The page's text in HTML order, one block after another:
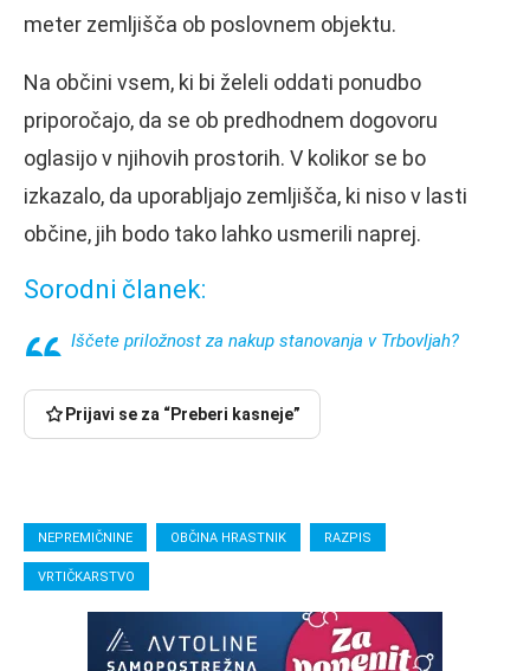
meter zemljišča ob poslovnem objektu.
Na občini vsem, ki bi želeli oddati ponudbo
priporočajo, da se ob predhodnem dogovoru
oglasijo v njihovih prostorih. V kolikor se bo
izkazalo, da uporabljajo zemljišča, ki niso v lasti
občine, jih bodo tako lahko usmerili naprej.
Sorodni članek:
Iščete priložnost za nakup stanovanja v Trbovljah?
Prijavi se za “Preberi kasneje”
NEPREMIČNINE OBČINA HRASTNIK RAZPIS
VRTIČKARSTVO